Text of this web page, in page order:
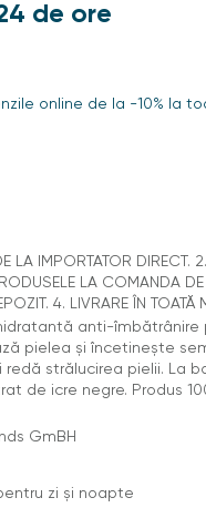
de ore
online de la -10% la
LA IMPORTATOR DIRECT.
LA COMANDA
4. LIVRARE ÎN TOATĂ
anti-îmbătrânire
pielea și încetinește
redă strălucirea pielii. La
de icre negre. Produs
GmBH
zi și noapte